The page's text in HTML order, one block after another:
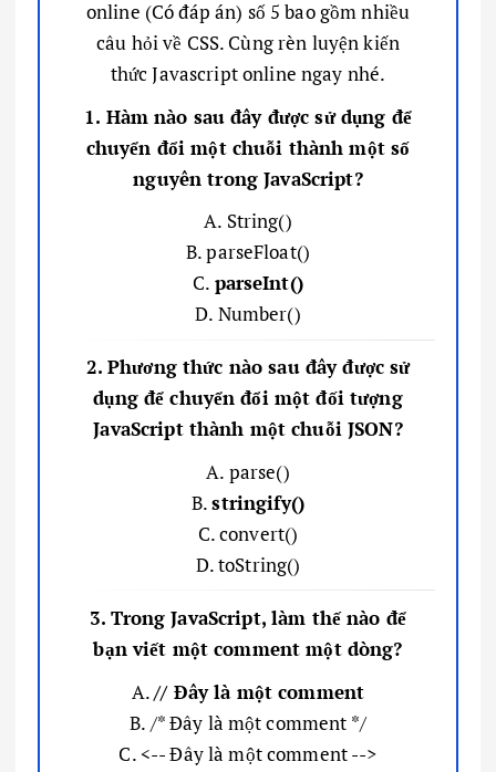
online (Có đáp án) số 5 bao gồm nhiều
câu hỏi về CSS. Cùng rèn luyện kiến
thức Javascript online ngay nhé.
1. Hàm nào sau đây được sử dụng để
chuyển đổi một chuỗi thành một số
nguyên trong JavaScript?
A. String()
B. parseFloat()
C. parseInt()
D. Number()
2. Phương thức nào sau đây được sử
dụng để chuyển đổi một đối tượng
JavaScript thành một chuỗi JSON?
A. parse()
B.stringify()
C. convert()
D. toString()
3. Trong JavaScript, làm thế nào để
bạn viết một comment một dòng?
A.// Đây là một comment
B. /* Đây là một comment */
C. <-- Đây là một comment -->